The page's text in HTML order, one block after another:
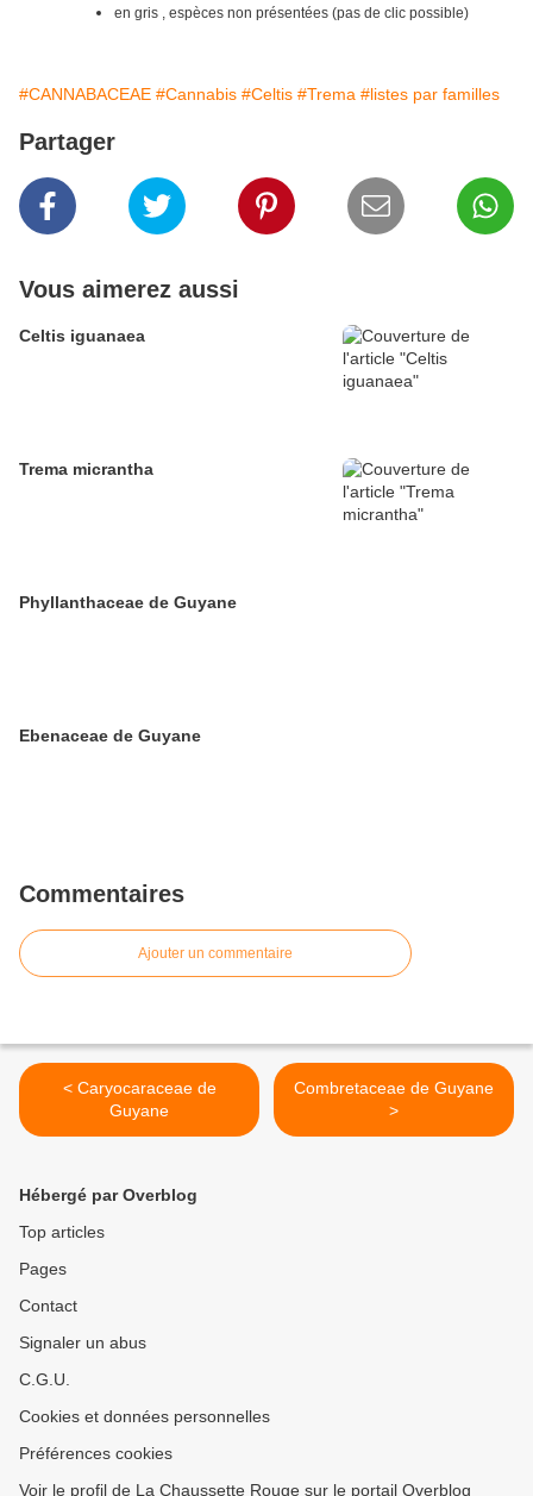
en gris , espèces non présentées (pas de clic possible)
#CANNABACEAE #Cannabis #Celtis #Trema #listes par familles
Partager
Vous aimerez aussi
Celtis iguanaea
Trema micrantha
Phyllanthaceae de Guyane
Ebenaceae de Guyane
Commentaires
Ajouter un commentaire
< Caryocaraceae de
Guyane
Combretaceae de Guyane
>
Hébergé par Overblog
Top articles
Pages
Contact
Signaler un abus
C.G.U.
Cookies et données personnelles
Préférences cookies
Voir le profil de La Chaussette Rouge sur le portail Overblog